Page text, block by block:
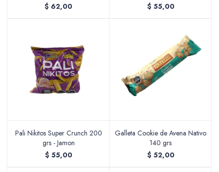
$ 62,00 $ 55,00
Pali Nikitos Super Crunch 200
grs - Jamon
$ 55,00
Galleta Cookie de Avena Nativo
140 grs
$ 52,00